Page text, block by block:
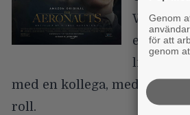
Wren
en
liknande
med en kollega, medan
roll.
Genom
för att
genom